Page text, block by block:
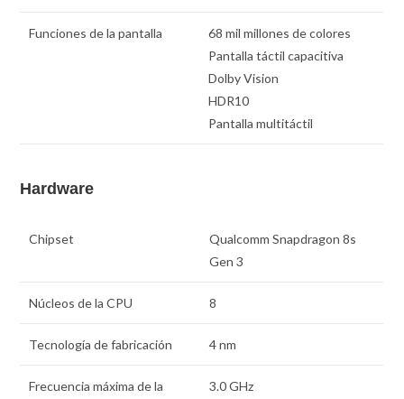
Funciones de la pantalla
68 mil millones de colores
Pantalla táctil capacitiva
Dolby Vision
HDR10
Pantalla multitáctil
Hardware
Chipset
Qualcomm Snapdragon 8s
Gen 3
Núcleos de la CPU 8
Tecnología de fabricación 4 nm
Frecuencia máxima de la
3.0 GHz